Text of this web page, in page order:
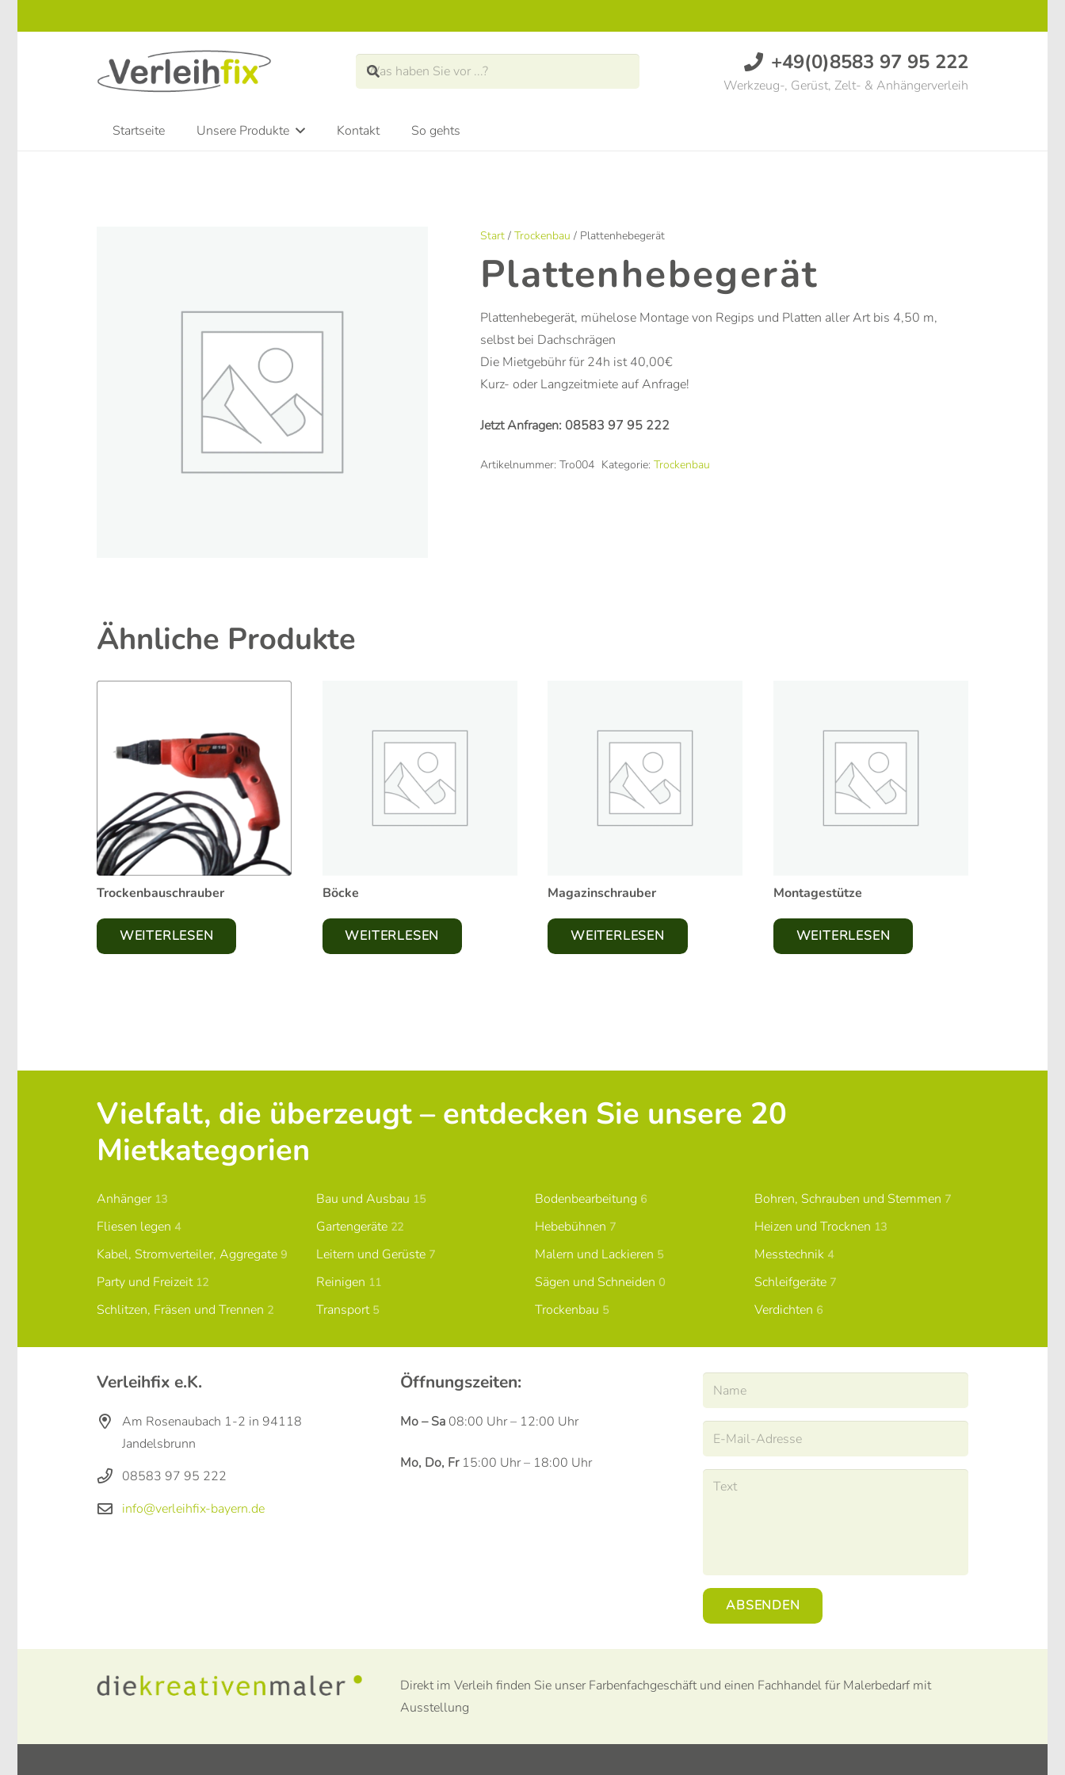
+49(0)8583 97 95 222
Werkzeug-, Gerüst, Zelt- & Anhängerverleih
Startseite Unsere Produkte Kontakt So gehts
Start / Trockenbau / Plattenhebegerät
Plattenhebegerät
Plattenhebegerät, mühelose Montage von Regips und Platten aller Art bis 4,50 m,
selbst bei Dachschrägen
Die Mietgebühr für 24h ist 40,00€
Kurz- oder Langzeitmiete auf Anfrage!
Jetzt Anfragen: 08583 97 95 222
Artikelnummer: Tro004 Kategorie: Trockenbau
Ähnliche Produkte
Trockenbauschrauber
WEITERLESEN
Böcke
WEITERLESEN
Magazinschrauber
WEITERLESEN
Montagestütze
WEITERLESEN
Vielfalt, die überzeugt – entdecken Sie unsere 20
Mietkategorien
Anhänger 13 Bau und Ausbau 15 Bodenbearbeitung 6 Bohren, Schrauben und Stemmen 7
Fliesen legen 4 Gartengeräte 22 Hebebühnen 7 Heizen und Trocknen 13
Kabel, Stromverteiler, Aggregate 9 Leitern und Gerüste 7 Malern und Lackieren 5 Messtechnik 4
Party und Freizeit 12 Reinigen 11 Sägen und Schneiden 0 Schleifgeräte 7
Schlitzen, Fräsen und Trennen 2 Transport 5 Trockenbau 5 Verdichten 6
Verleihfix e.K.
Am Rosenaubach 1-2 in 94118
Jandelsbrunn
08583 97 95 222
info@verleihfix-bayern.de
Öffnungszeiten:
Mo – Sa08:00 Uhr – 12:00 Uhr
Mo, Do, Fr15:00 Uhr – 18:00 Uhr
ABSENDEN
Direkt im Verleih finden Sie unser Farbenfachgeschäft und einen Fachhandel für Malerbedarf mit
Ausstellung